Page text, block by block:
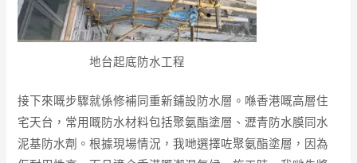
地台起底防水工程
接下來嘅步驟就係修補同重新鋪設防水層。喺香港嘅高層住
宅天台，常用嘅防水材料包括聚氨酯塗層、瀝青防水膜同水
泥基防水劑。根據現場情況，我哋選擇咗聚氨酯塗層，因為